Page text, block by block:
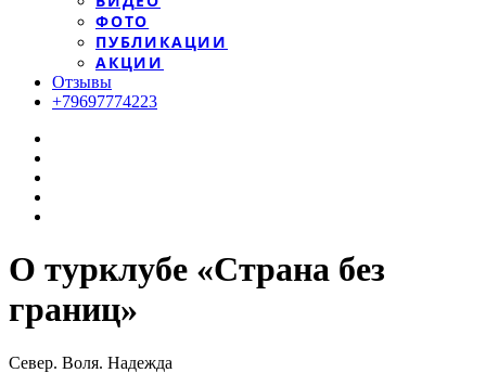
ФОТО
ПУБЛИКАЦИИ
АКЦИИ
Отзывы
+79697774223
О турклубе «Страна без
границ»
Север. Воля. Надежда